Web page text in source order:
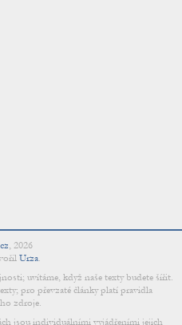
, 2026
Urza.
uvítáme, když naše texty budete šířit.
pro převzaté články platí pravidla
zdroje.
jsou individuálními vyjádřeními jejich